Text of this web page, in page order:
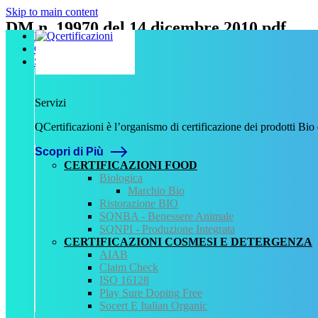
Skip to main content
Home
Chi Siamo
Servizi
Servizi
QCertificazioni è l’organismo di certificazione dei prodotti
Scopri di Più
CERTIFICAZIONI FOOD
Biologica
Marchio Bio
Ristorazione BIO
SQNBA - Benessere Animale
SQNPI - Produzione Integrata
CERTIFICAZIONI COSMESI E DETERGENZA
AIAB
Claim Check
ISO 16128
Play Sure Doping Free
Socert E Italian Organic
DM n. 19970 del 14 dicembre 2010.pdf
Scritto da
Precedente
QCertificazioni
CHI SIAMO
SERVIZI
REGISTRO CERTIFICATI
AREA DOWNLOAD
POLITICA QHSE
FAQ – DOMANDE FREQUENTI
CONTATTI
BIOLOGICA